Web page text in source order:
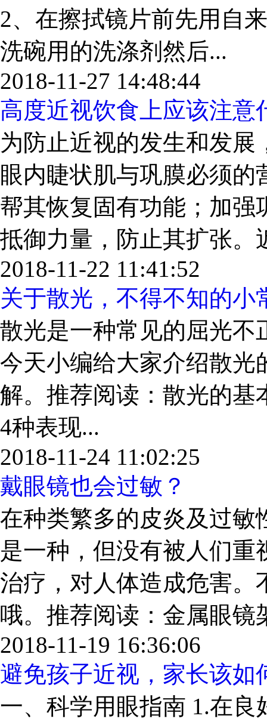
2、在擦拭镜片前先用自
洗碗用的洗涤剂然后...
2018-11-27 14:48:44
高度近视饮食上应该注意
为防止近视的发生和发
眼内睫状肌与巩膜必须
帮其恢复固有功能；加强
抵御力量，防止其扩张。
2018-11-22 11:41:52
关于散光，不得不知的小
散光是一种常见的屈光不
今天小编给大家介绍散光
解。推荐阅读：散光的
4种表现...
2018-11-24 11:02:25
戴眼镜也会过敏？
在种类繁多的皮炎及过敏
是一种，但没有被人们
治疗，对人体造成危害。
哦。推荐阅读：金属眼镜
2018-11-19 16:36:06
避免孩子近视，家长该如
一、科学用眼指南 1.在